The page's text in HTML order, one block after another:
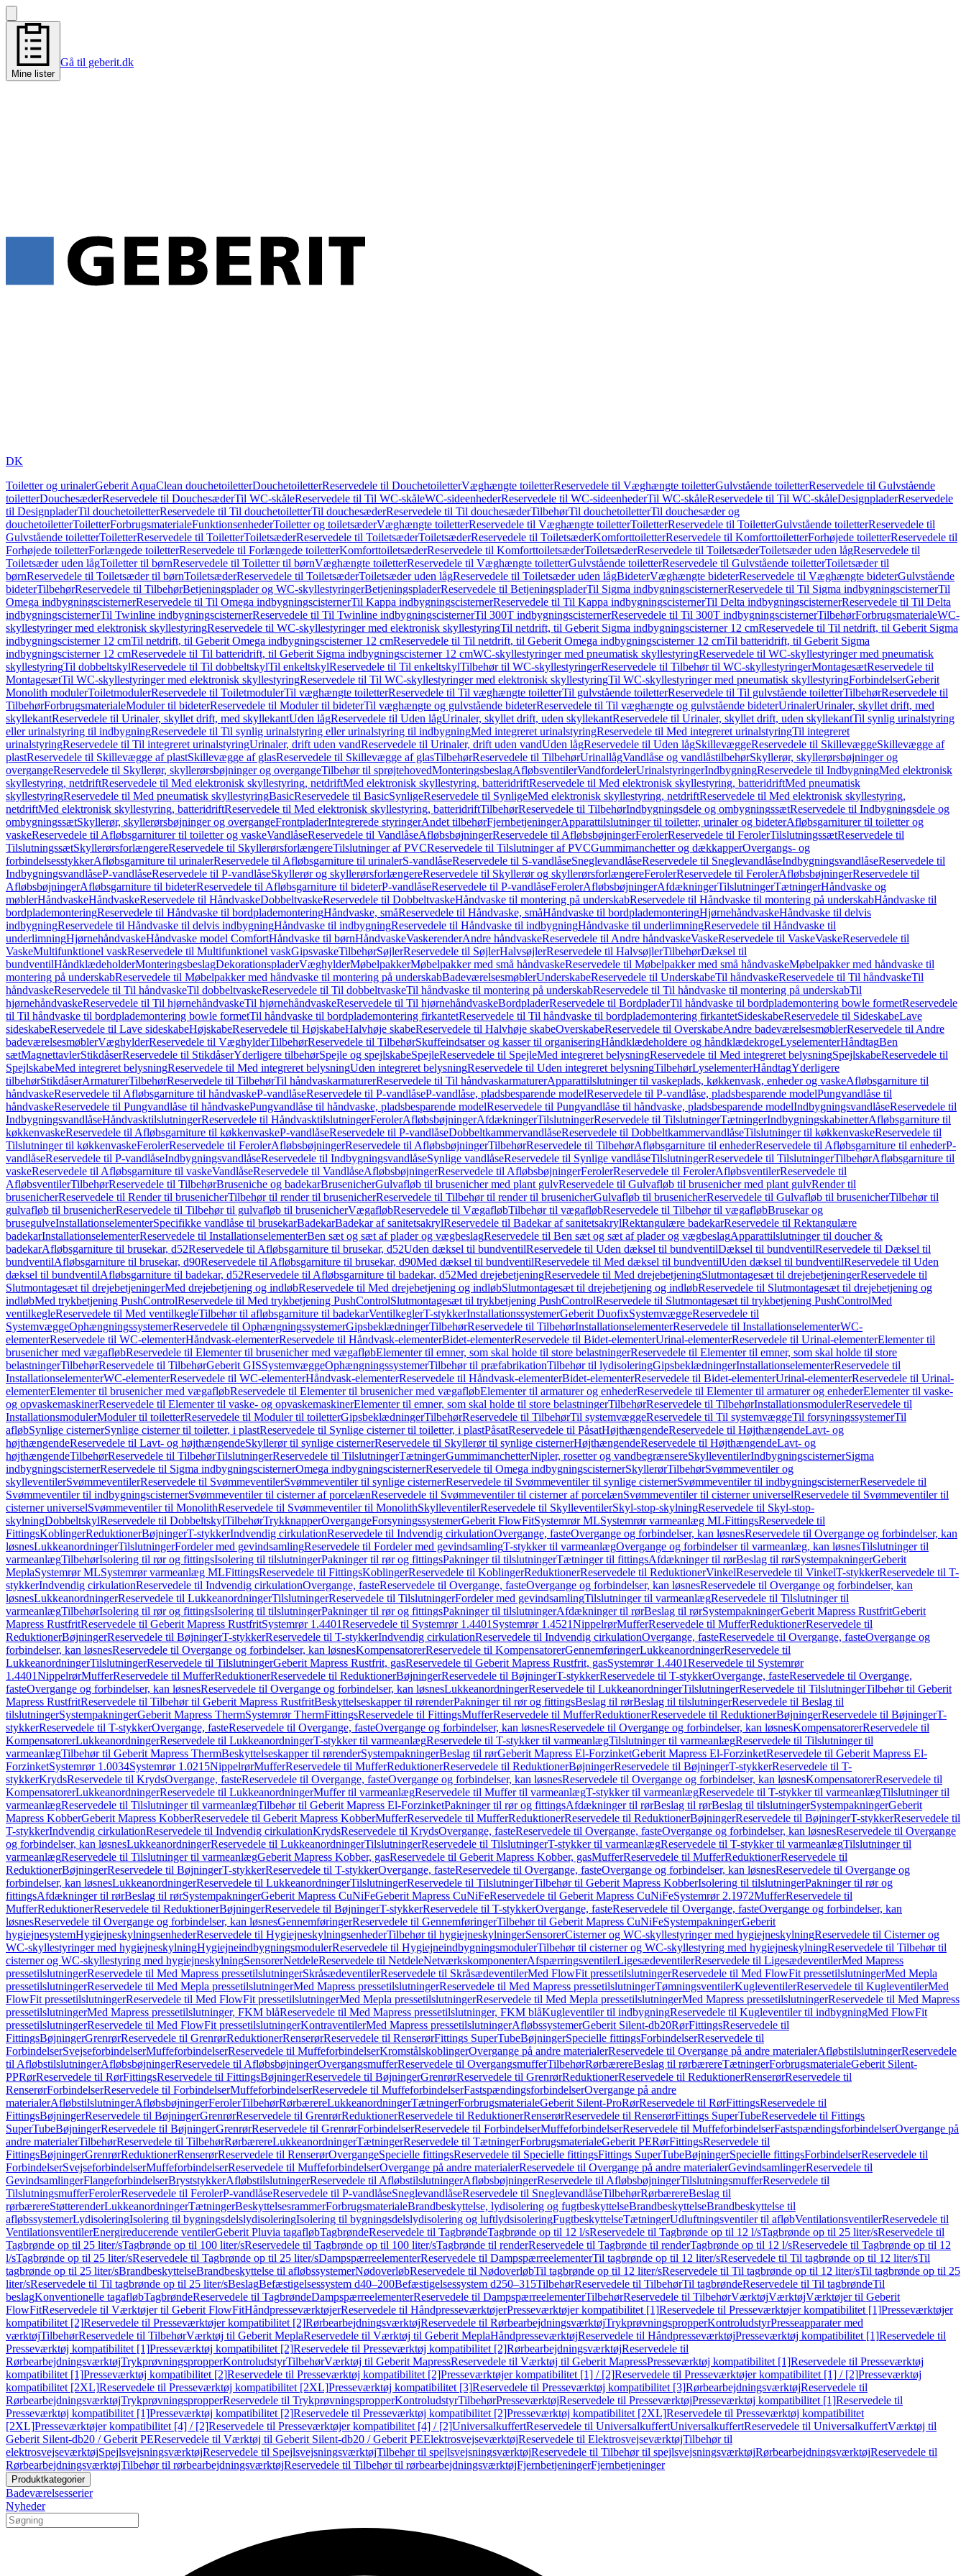
Mine lister
Gå til geberit.dk
DK
Toiletter og urinalerGeberit AquaClean douchetoiletterDouchetoiletterReservedele til DouchetoiletterVæghængte toiletterReservedele til Væghængte toiletterGulvstående toiletterReservedele til Gulvstående
toiletterDouchesæderReservedele til DouchesæderTil WC-skåleReservedele til Til WC-skåleWC-sideenhederReservedele til WC-sideenhederTil WC-skåleReservedele til Til WC-skåleDesignpladerReservedele
til DesignpladerTil douchetoiletterReservedele til Til douchetoiletterTil douchesæderReservedele til Til douchesæderTilbehørTil douchetoiletterTil douchesæder og
douchetoiletterToiletterForbrugsmaterialeFunktionsenhederToiletter og toiletsæderVæghængte toiletterReservedele til Væghængte toiletterToiletterReservedele til ToiletterGulvstående toiletterReservedele til
Gulvstående toiletterToiletterReservedele til ToiletterToiletsæderReservedele til ToiletsæderToiletsæderReservedele til ToiletsæderKomforttoiletterReservedele til KomforttoiletterForhøjede toiletterReservedele til
Forhøjede toiletterForlængede toiletterReservedele til Forlængede toiletterKomforttoiletsæderReservedele til KomforttoiletsæderToiletsæderReservedele til ToiletsæderToiletsæder uden lågReservedele til
Toiletsæder uden lågToiletter til børnReservedele til Toiletter til børnVæghængte toiletterReservedele til Væghængte toiletterGulvstående toiletterReservedele til Gulvstående toiletterToiletsæder til
børnReservedele til Toiletsæder til børnToiletsæderReservedele til ToiletsæderToiletsæder uden lågReservedele til Toiletsæder uden lågBideterVæghængte bideterReservedele til Væghængte bideterGulvstående
bideterTilbehørReservedele til TilbehørBetjeningsplader og WC-skyllestyringerBetjeningspladerReservedele til BetjeningspladerTil Sigma indbygningscisternerReservedele til Til Sigma indbygningscisternerTil
Omega indbygningscisternerReservedele til Til Omega indbygningscisternerTil Kappa indbygningscisternerReservedele til Til Kappa indbygningscisternerTil Delta indbygningscisternerReservedele til Til Delta
indbygningscisternerTil Twinline indbygningscisternerReservedele til Til Twinline indbygningscisternerTil 300T indbygningscisternerReservedele til Til 300T indbygningscisternerTilbehørForbrugsmaterialeWC-
skyllestyringer med elektronisk skyllestyringReservedele til WC-skyllestyringer med elektronisk skyllestyringTil netdrift, til Geberit Sigma indbygningscisterner 12 cmReservedele til Til netdrift, til Geberit Sigma
indbygningscisterner 12 cmTil netdrift, til Geberit Omega indbygningscisterner 12 cmReservedele til Til netdrift, til Geberit Omega indbygningscisterner 12 cmTil batteridrift, til Geberit Sigma
indbygningscisterner 12 cmReservedele til Til batteridrift, til Geberit Sigma indbygningscisterner 12 cmWC-skyllestyringer med pneumatisk skyllestyringReservedele til WC-skyllestyringer med pneumatisk
skyllestyringTil dobbeltskylReservedele til Til dobbeltskylTil enkeltskylReservedele til Til enkeltskylTilbehør til WC-skyllestyringerReservedele til Tilbehør til WC-skyllestyringerMontagesætReservedele til
MontagesætTil WC-skyllestyringer med elektronisk skyllestyringReservedele til Til WC-skyllestyringer med elektronisk skyllestyringTil WC-skyllestyringer med pneumatisk skyllestyringForbindelserGeberit
Monolith modulerToiletmodulerReservedele til ToiletmodulerTil væghængte toiletterReservedele til Til væghængte toiletterTil gulvstående toiletterReservedele til Til gulvstående toiletterTilbehørReservedele til
TilbehørForbrugsmaterialeModuler til bideterReservedele til Moduler til bideterTil væghængte og gulvstående bideterReservedele til Til væghængte og gulvstående bideterUrinalerUrinaler, skyllet drift, med
skyllekantReservedele til Urinaler, skyllet drift, med skyllekantUden lågReservedele til Uden lågUrinaler, skyllet drift, uden skyllekantReservedele til Urinaler, skyllet drift, uden skyllekantTil synlig urinalstyring
eller urinalstyring til indbygningReservedele til Til synlig urinalstyring eller urinalstyring til indbygningMed integreret urinalstyringReservedele til Med integreret urinalstyringTil integreret
urinalstyringReservedele til Til integreret urinalstyringUrinaler, drift uden vandReservedele til Urinaler, drift uden vandUden lågReservedele til Uden lågSkillevæggeReservedele til SkillevæggeSkillevægge af
plastReservedele til Skillevægge af plastSkillevægge af glasReservedele til Skillevægge af glasTilbehørReservedele til TilbehørUrinallågVandlåse og vandlåstilbehørSkyllerør, skyllerørsbøjninger og
overgangeReservedele til Skyllerør, skyllerørsbøjninger og overgangeTilbehør til sprøjtehovedMonteringsbeslagAfløbsventilerVandfordelerUrinalstyringerIndbygningReservedele til IndbygningMed elektronisk
skyllestyring, netdriftReservedele til Med elektronisk skyllestyring, netdriftMed elektronisk skyllestyring, batteridriftReservedele til Med elektronisk skyllestyring, batteridriftMed pneumatisk
skyllestyringReservedele til Med pneumatisk skyllestyringBasicReservedele til BasicSynligeReservedele til SynligeMed elektronisk skyllestyring, netdriftReservedele til Med elektronisk skyllestyring,
netdriftMed elektronisk skyllestyring, batteridriftReservedele til Med elektronisk skyllestyring, batteridriftTilbehørReservedele til TilbehørIndbygningsdele og ombygningssætReservedele til Indbygningsdele og
ombygningssætSkyllerør, skyllerørsbøjninger og overgangeFrontpladerIntegrerede styringerAndet tilbehørFjernbetjeningerApparattilslutninger til toiletter, urinaler og bideterAfløbsgarniturer til toiletter og
vaskeReservedele til Afløbsgarniturer til toiletter og vaskeVandlåseReservedele til VandlåseAfløbsbøjningerReservedele til AfløbsbøjningerFerolerReservedele til FerolerTilslutningssætReservedele til
TilslutningssætSkyllerørsforlængereReservedele til SkyllerørsforlængereTilslutninger af PVCReservedele til Tilslutninger af PVCGummimanchetter og dækkapperOvergangs- og
forbindelsesstykkerAfløbsgarniture til urinalerReservedele til Afløbsgarniture til urinalerS-vandlåseReservedele til S-vandlåseSneglevandlåseReservedele til SneglevandlåseIndbygningsvandlåseReservedele til
IndbygningsvandlåseP-vandlåseReservedele til P-vandlåseSkyllerør og skyllerørsforlængereReservedele til Skyllerør og skyllerørsforlængereFerolerReservedele til FerolerAfløbsbøjningerReservedele til
AfløbsbøjningerAfløbsgarniture til bideterReservedele til Afløbsgarniture til bideterP-vandlåseReservedele til P-vandlåseFerolerAfløbsbøjningerAfdækningerTilslutningerTætningerHåndvaske og
møblerHåndvaskeHåndvaskeReservedele til HåndvaskeDobbeltvaskeReservedele til DobbeltvaskeHåndvaske til montering på underskabReservedele til Håndvaske til montering på underskabHåndvaske til
bordplademonteringReservedele til Håndvaske til bordplademonteringHåndvaske, småReservedele til Håndvaske, småHåndvaske til bordplademonteringHjørnehåndvaskeHåndvaske til delvis
indbygningReservedele til Håndvaske til delvis indbygningHåndvaske til indbygningReservedele til Håndvaske til indbygningHåndvaske til underlimningReservedele til Håndvaske til
underlimningHjørnehåndvaskeHåndvaske model ComfortHåndvaske til børnHåndvaskeVaskerenderAndre håndvaskeReservedele til Andre håndvaskeVaskeReservedele til VaskeVaskeReservedele til
VaskeMultifunktionel vaskReservedele til Multifunktionel vaskGipsvaskeTilbehørSøjlerReservedele til SøjlerHalvsøjlerReservedele til HalvsøjlerTilbehørDæksel til
bundventilHåndklædeholderMonteringsbeslagDekorationspladerVæghylderMøbelpakkerMøbelpakker med små håndvaskeReservedele til Møbelpakker med små håndvaskeMøbelpakker med håndvaske til
montering på underskabReservedele til Møbelpakker med håndvaske til montering på underskabBadeværelsesmøblerUnderskabeReservedele til UnderskabeTil håndvaskeReservedele til Til håndvaskeTil
håndvaskeReservedele til Til håndvaskeTil dobbeltvaskeReservedele til Til dobbeltvaskeTil håndvaske til montering på underskabReservedele til Til håndvaske til montering på underskabTil
hjørnehåndvaskeReservedele til Til hjørnehåndvaskeTil hjørnehåndvaskeReservedele til Til hjørnehåndvaskeBordpladerReservedele til BordpladerTil håndvaske til bordplademontering bowle formetReservedele
til Til håndvaske til bordplademontering bowle formetTil håndvaske til bordplademontering firkantetReservedele til Til håndvaske til bordplademontering firkantetSideskabeReservedele til SideskabeLave
sideskabeReservedele til Lave sideskabeHøjskabeReservedele til HøjskabeHalvhøje skabeReservedele til Halvhøje skabeOverskabeReservedele til OverskabeAndre badeværelsesmøblerReservedele til Andre
badeværelsesmøblerVæghylderReservedele til VæghylderTilbehørReservedele til TilbehørSkuffeindsatser og kasser til organiseringHåndklædeholdere og håndklædekrogeLyselementerHåndtagBen
sætMagnettavlerStikdåserReservedele til StikdåserYderligere tilbehørSpejle og spejlskabeSpejleReservedele til SpejleMed integreret belysningReservedele til Med integreret belysningSpejlskabeReservedele til
SpejlskabeMed integreret belysningReservedele til Med integreret belysningUden integreret belysningReservedele til Uden integreret belysningTilbehørLyselementerHåndtagYderligere
tilbehørStikdåserArmaturerTilbehørReservedele til TilbehørTil håndvaskarmaturerReservedele til Til håndvaskarmaturerApparattilslutninger til vaskeplads, køkkenvask, enheder og vaskeAfløbsgarniture til
håndvaskeReservedele til Afløbsgarniture til håndvaskeP-vandlåseReservedele til P-vandlåseP-vandlåse, pladsbesparende modelReservedele til P-vandlåse, pladsbesparende modelPungvandlåse til
håndvaskeReservedele til Pungvandlåse til håndvaskePungvandlåse til håndvaske, pladsbesparende modelReservedele til Pungvandlåse til håndvaske, pladsbesparende modelIndbygningsvandlåseReservedele til
IndbygningsvandlåseHåndvasktilslutningerReservedele til HåndvasktilslutningerFerolerAfløbsbøjningerAfdækningerTilslutningerReservedele til TilslutningerTætningerIndbygningskabinetterAfløbsgarniture til
køkkenvaskeReservedele til Afløbsgarniture til køkkenvaskeP-vandlåseReservedele til P-vandlåseDobbeltkammervandlåseReservedele til DobbeltkammervandlåseTilslutninger til køkkenvaskeReservedele til
Tilslutninger til køkkenvaskeFerolerReservedele til FerolerAfløbsbøjningerReservedele til AfløbsbøjningerTilbehørReservedele til TilbehørAfløbsgarniture til enhederReservedele til Afløbsgarniture til enhederP-
vandlåseReservedele til P-vandlåseIndbygningsvandlåseReservedele til IndbygningsvandlåseSynlige vandlåseReservedele til Synlige vandlåseTilslutningerReservedele til TilslutningerTilbehørAfløbsgarniture til
vaskeReservedele til Afløbsgarniture til vaskeVandlåseReservedele til VandlåseAfløbsbøjningerReservedele til AfløbsbøjningerFerolerReservedele til FerolerAfløbsventilerReservedele til
AfløbsventilerTilbehørReservedele til TilbehørBruseniche og badekarBrusenicherGulvafløb til brusenicher med plant gulvReservedele til Gulvafløb til brusenicher med plant gulvRender til
brusenicherReservedele til Render til brusenicherTilbehør til render til brusenicherReservedele til Tilbehør til render til brusenicherGulvafløb til brusenicherReservedele til Gulvafløb til brusenicherTilbehør til
gulvafløb til brusenicherReservedele til Tilbehør til gulvafløb til brusenicherVægafløbReservedele til VægafløbTilbehør til vægafløbReservedele til Tilbehør til vægafløbBrusekar og
brusegulveInstallationselementerSpecifikke vandlåse til brusekarBadekarBadekar af sanitetsakrylReservedele til Badekar af sanitetsakrylRektangulære badekarReservedele til Rektangulære
badekarInstallationselementerReservedele til InstallationselementerBen sæt og sæt af plader og vægbeslagReservedele til Ben sæt og sæt af plader og vægbeslagApparattilslutninger til doucher &
badekarAfløbsgarniture til brusekar, d52Reservedele til Afløbsgarniture til brusekar, d52Uden dæksel til bundventilReservedele til Uden dæksel til bundventilDæksel til bundventilReservedele til Dæksel til
bundventilAfløbsgarniture til brusekar, d90Reservedele til Afløbsgarniture til brusekar, d90Med dæksel til bundventilReservedele til Med dæksel til bundventilUden dæksel til bundventilReservedele til Uden
dæksel til bundventilAfløbsgarniture til badekar, d52Reservedele til Afløbsgarniture til badekar, d52Med drejebetjeningReservedele til Med drejebetjeningSlutmontagesæt til drejebetjeningerReservedele til
Slutmontagesæt til drejebetjeningerMed drejebetjening og indløbReservedele til Med drejebetjening og indløbSlutmontagesæt til drejebetjening og indløbReservedele til Slutmontagesæt til drejebetjening og
indløbMed trykbetjening PushControlReservedele til Med trykbetjening PushControlSlutmontagesæt til trykbetjening PushControlReservedele til Slutmontagesæt til trykbetjening PushControlMed
ventilkegleReservedele til Med ventilkegleTilbehør til afløbsgarniture til badekarVentilkeglerT-stykkerInstallationssystemerGeberit DuofixSystemvæggeReservedele til
SystemvæggeOphængningssystemerReservedele til OphængningssystemerGipsbeklædningerTilbehørReservedele til TilbehørInstallationselementerReservedele til InstallationselementerWC-
elementerReservedele til WC-elementerHåndvask-elementerReservedele til Håndvask-elementerBidet-elementerReservedele til Bidet-elementerUrinal-elementerReservedele til Urinal-elementerElementer til
brusenicher med vægafløbReservedele til Elementer til brusenicher med vægafløbElementer til emner, som skal holde til store belastningerReservedele til Elementer til emner, som skal holde til store
belastningerTilbehørReservedele til TilbehørGeberit GISSystemvæggeOphængningssystemerTilbehør til præfabrikationTilbehør til lydisoleringGipsbeklædningerInstallationselementerReservedele til
InstallationselementerWC-elementerReservedele til WC-elementerHåndvask-elementerReservedele til Håndvask-elementerBidet-elementerReservedele til Bidet-elementerUrinal-elementerReservedele til Urinal-
elementerElementer til brusenicher med vægafløbReservedele til Elementer til brusenicher med vægafløbElementer til armaturer og enhederReservedele til Elementer til armaturer og enhederElementer til vaske-
og opvaskemaskinerReservedele til Elementer til vaske- og opvaskemaskinerElementer til emner, som skal holde til store belastningerTilbehørReservedele til TilbehørInstallationsmodulerReservedele til
InstallationsmodulerModuler til toiletterReservedele til Moduler til toiletterGipsbeklædningerTilbehørReservedele til TilbehørTil systemvæggeReservedele til Til systemvæggeTil forsyningssystemerTil
afløbSynlige cisternerSynlige cisterner til toiletter, i plastReservedele til Synlige cisterner til toiletter, i plastPåsatReservedele til PåsatHøjthængendeReservedele til HøjthængendeLavt- og
højthængendeReservedele til Lavt- og højthængendeSkyllerør til synlige cisternerReservedele til Skyllerør til synlige cisternerHøjthængendeReservedele til HøjthængendeLavt- og
højthængendeTilbehørReservedele til TilbehørTilslutningerReservedele til TilslutningerTætningerGummimanchetterNipler, rosetter og vandbegrænsereSkylleventilerIndbygningscisternerSigma
indbygningscisternerReservedele til Sigma indbygningscisternerOmega indbygningscisternerReservedele til Omega indbygningscisternerSkyllerørTilbehørSvømmeventiler og
skylleventilerSvømmeventilerReservedele til SvømmeventilerSvømmeventiler til synlige cisternerReservedele til Svømmeventiler til synlige cisternerSvømmeventiler til indbygningscisternerReservedele til
Svømmeventiler til indbygningscisternerSvømmeventiler til cisterner af porcelænReservedele til Svømmeventiler til cisterner af porcelænSvømmeventiler til cisterner universelReservedele til Svømmeventiler til
cisterner universelSvømmeventiler til MonolithReservedele til Svømmeventiler til MonolithSkylleventilerReservedele til SkylleventilerSkyl-stop-skylningReservedele til Skyl-stop-
skylningDobbeltskylReservedele til DobbeltskylTilbehørTrykknapperOvergangeForsyningssystemerGeberit FlowFitSystemrør MLSystemrør varmeanlæg MLFittingsReservedele til
FittingsKoblingerReduktionerBøjningerT-stykkerIndvendig cirkulationReservedele til Indvendig cirkulationOvergange, fasteOvergange og forbindelser, kan løsnesReservedele til Overgange og forbindelser, kan
løsnesLukkeanordningerTilslutningerFordeler med gevindsamlingReservedele til Fordeler med gevindsamlingT-stykker til varmeanlægOvergange og forbindelser til varmeanlæg, kan løsnesTilslutninger til
varmeanlægTilbehørIsolering til rør og fittingsIsolering til tilslutningerPakninger til rør og fittingsPakninger til tilslutningerTætninger til fittingsAfdækninger til rørBeslag til rørSystempakningerGeberit
MeplaSystemrør MLSystemrør varmeanlæg MLFittingsReservedele til FittingsKoblingerReservedele til KoblingerReduktionerReservedele til ReduktionerVinkelReservedele til VinkelT-stykkerReservedele til T-
stykkerIndvendig cirkulationReservedele til Indvendig cirkulationOvergange, fasteReservedele til Overgange, fasteOvergange og forbindelser, kan løsnesReservedele til Overgange og forbindelser, kan
løsnesLukkeanordningerReservedele til LukkeanordningerTilslutningerReservedele til TilslutningerFordeler med gevindsamlingTilslutninger til varmeanlægReservedele til Tilslutninger til
varmeanlægTilbehørIsolering til rør og fittingsIsolering til tilslutningerPakninger til rør og fittingsPakninger til tilslutningerAfdækninger til rørBeslag til rørSystempakningerGeberit Mapress RustfritGeberit
Mapress RustfritReservedele til Geberit Mapress RustfritSystemrør 1.4401Reservedele til Systemrør 1.4401 Systemrør 1.4521NippelrørMufferReservedele til MufferReduktionerReservedele til
ReduktionerBøjningerReservedele til BøjningerT-stykkerReservedele til T-stykkerIndvendig cirkulationReservedele til Indvendig cirkulationOvergange, fasteReservedele til Overgange, fasteOvergange og
forbindelser, kan løsnesReservedele til Overgange og forbindelser, kan løsnesKompensatorerReservedele til KompensatorerGennemføringerLukkeanordningerReservedele til
LukkeanordningerTilslutningerReservedele til TilslutningerGeberit Mapress Rustfrit, gasReservedele til Geberit Mapress Rustfrit, gasSystemrør 1.4401Reservedele til Systemrør
1.4401NippelrørMufferReservedele til MufferReduktionerReservedele til ReduktionerBøjningerReservedele til BøjningerT-stykkerReservedele til T-stykkerOvergange, fasteReservedele til Overgange,
fasteOvergange og forbindelser, kan løsnesReservedele til Overgange og forbindelser, kan løsnesLukkeanordningerReservedele til LukkeanordningerTilslutningerReservedele til TilslutningerTilbehør til Geberit
Mapress RustfritReservedele til Tilbehør til Geberit Mapress RustfritBeskyttelseskapper til rørenderPakninger til rør og fittingsBeslag til rørBeslag til tilslutningerReservedele til Beslag til
tilslutningerSystempakningerGeberit Mapress ThermSystemrør ThermFittingsReservedele til FittingsMufferReservedele til MufferReduktionerReservedele til ReduktionerBøjningerReservedele til BøjningerT-
stykkerReservedele til T-stykkerOvergange, fasteReservedele til Overgange, fasteOvergange og forbindelser, kan løsnesReservedele til Overgange og forbindelser, kan løsnesKompensatorerReservedele til
KompensatorerLukkeanordningerReservedele til LukkeanordningerT-stykker til varmeanlægReservedele til T-stykker til varmeanlægTilslutninger til varmeanlægReservedele til Tilslutninger til
varmeanlægTilbehør til Geberit Mapress ThermBeskyttelseskapper til rørenderSystempakningerBeslag til rørGeberit Mapress El-ForzinketGeberit Mapress El-ForzinketReservedele til Geberit Mapress El-
ForzinketSystemrør 1.0034Systemrør 1.0215NippelrørMufferReservedele til MufferReduktionerReservedele til ReduktionerBøjningerReservedele til BøjningerT-stykkerReservedele til T-
stykkerKrydsReservedele til KrydsOvergange, fasteReservedele til Overgange, fasteOvergange og forbindelser, kan løsnesReservedele til Overgange og forbindelser, kan løsnesKompensatorerReservedele til
KompensatorerLukkeanordningerReservedele til LukkeanordningerMuffer til varmeanlægReservedele til Muffer til varmeanlægT-stykker til varmeanlægReservedele til T-stykker til varmeanlægTilslutninger til
varmeanlægReservedele til Tilslutninger til varmeanlægTilbehør til Geberit Mapress El-ForzinketPakninger til rør og fittingsAfdækninger til rørBeslag til rørBeslag til tilslutningerSystempakningerGeberit
Mapress KobberGeberit Mapress KobberReservedele til Geberit Mapress KobberMufferReservedele til MufferReduktionerReservedele til ReduktionerBøjningerReservedele til BøjningerT-stykkerReservedele til
T-stykkerIndvendig cirkulationReservedele til Indvendig cirkulationKrydsReservedele til KrydsOvergange, fasteReservedele til Overgange, fasteOvergange og forbindelser, kan løsnesReservedele til Overgange
og forbindelser, kan løsnesLukkeanordningerReservedele til LukkeanordningerTilslutningerReservedele til TilslutningerT-stykker til varmeanlægReservedele til T-stykker til varmeanlægTilslutninger til
varmeanlægReservedele til Tilslutninger til varmeanlægGeberit Mapress Kobber, gasReservedele til Geberit Mapress Kobber, gasMufferReservedele til MufferReduktionerReservedele til
ReduktionerBøjningerReservedele til BøjningerT-stykkerReservedele til T-stykkerOvergange, fasteReservedele til Overgange, fasteOvergange og forbindelser, kan løsnesReservedele til Overgange og
forbindelser, kan løsnesLukkeanordningerReservedele til LukkeanordningerTilslutningerReservedele til TilslutningerTilbehør til Geberit Mapress KobberIsolering til tilslutningerPakninger til rør og
fittingsAfdækninger til rørBeslag til rørSystempakningerGeberit Mapress CuNiFeGeberit Mapress CuNiFeReservedele til Geberit Mapress CuNiFeSystemrør 2.1972MufferReservedele til
MufferReduktionerReservedele til ReduktionerBøjningerReservedele til BøjningerT-stykkerReservedele til T-stykkerOvergange, fasteReservedele til Overgange, fasteOvergange og forbindelser, kan
løsnesReservedele til Overgange og forbindelser, kan løsnesGennemføringerReservedele til GennemføringerTilbehør til Geberit Mapress CuNiFeSystempakningerGeberit
hygiejnesystemHygiejneskylningsenhederReservedele til HygiejneskylningsenhederTilbehør til hygiejneskylningerSensorerCisterner og WC-skyllestyringer med hygiejneskylningReservedele til Cisterner og
WC-skyllestyringer med hygiejneskylningHygiejneindbygningsmodulerReservedele til HygiejneindbygningsmodulerTilbehør til cisterner og WC-skyllestyring med hygiejneskylningReservedele til Tilbehør til
cisterner og WC-skyllestyring med hygiejneskylningSensorerNetdeleReservedele til NetdeleNetværkskomponenterAfspærringsventilerLigesædeventilerReservedele til LigesædeventilerMed Mapress
pressetilslutningerReservedele til Med Mapress pressetilslutningerSkråsædeventilerReservedele til SkråsædeventilerMed FlowFit pressetilslutningerReservedele til Med FlowFit pressetilslutningerMed Mepla
pressetilslutningerReservedele til Med Mepla pressetilslutningerMed Mapress pressetilslutningerReservedele til Med Mapress pressetilslutningerTømningsventilerKugleventilerReservedele til KugleventilerMed
FlowFit pressetilslutningerReservedele til Med FlowFit pressetilslutningerMed Mepla pressetilslutningerReservedele til Med Mepla pressetilslutningerMed Mapress pressetilslutningerReservedele til Med Mapress
pressetilslutningerMed Mapress pressetilslutninger, FKM blåReservedele til Med Mapress pressetilslutninger, FKM blåKugleventiler til indbygningReservedele til Kugleventiler til indbygningMed FlowFit
pressetilslutningerReservedele til Med FlowFit pressetilslutningerKontraventilerMed Mapress pressetilslutningerAfløbssystemerGeberit Silent-db20RørFittingsReservedele til
FittingsBøjningerGrenrørReservedele til GrenrørReduktionerRenserørReservedele til RenserørFittings SuperTubeBøjningerSpecielle fittingsForbindelserReservedele til
ForbindelserSvejseforbindelserMuffeforbindelserReservedele til MuffeforbindelserKromstålskoblingerOvergange på andre materialerReservedele til Overgange på andre materialerAfløbstilslutningerReservedele
til AfløbstilslutningerAfløbsbøjningerReservedele til AfløbsbøjningerOvergangsmufferReservedele til OvergangsmufferTilbehørRørbærereBeslag til rørbærereTætningerForbrugsmaterialeGeberit Silent-
PPRørReservedele til RørFittingsReservedele til FittingsBøjningerReservedele til BøjningerGrenrørReservedele til GrenrørReduktionerReservedele til ReduktionerRenserørReservedele til
RenserørForbindelserReservedele til ForbindelserMuffeforbindelserReservedele til MuffeforbindelserFastspændingsforbindelserOvergange på andre
materialerAfløbstilslutningerAfløbsbøjningerFerolerTilbehørRørbærereLukkeanordningerTætningerForbrugsmaterialeGeberit Silent-ProRørReservedele til RørFittingsReservedele til
FittingsBøjningerReservedele til BøjningerGrenrørReservedele til GrenrørReduktionerReservedele til ReduktionerRenserørReservedele til RenserørFittings SuperTubeReservedele til Fittings
SuperTubeBøjningerReservedele til BøjningerGrenrørReservedele til GrenrørForbindelserReservedele til ForbindelserMuffeforbindelserReservedele til MuffeforbindelserFastspændingsforbindelserOvergange på
andre materialerTilbehørReservedele til TilbehørRørbærereLukkeanordningerTætningerReservedele til TætningerForbrugsmaterialeGeberit PERørFittingsReservedele til
FittingsBøjningerGrenrørReduktionerRenserørReservedele til RenserørOvergangeSpecielle fittingsReservedele til Specielle fittingsFittings SuperTubeBøjningerSpecielle fittingsForbindelserReservedele til
ForbindelserSvejseforbindelserMuffeforbindelserReservedele til MuffeforbindelserOvergange på andre materialerReservedele til Overgange på andre materialerGevindsamlingerReservedele til
GevindsamlingerFlangeforbindelserBryststykkerAfløbstilslutningerReservedele til AfløbstilslutningerAfløbsbøjningerReservedele til AfløbsbøjningerTilslutningsmufferReservedele til
TilslutningsmufferFerolerReservedele til FerolerP-vandlåseReservedele til P-vandlåseSneglevandlåseReservedele til SneglevandlåseTilbehørRørbærereBeslag til
rørbærereStøtterenderLukkeanordningerTætningerBeskyttelsesrammerForbrugsmaterialeBrandbeskyttelse, lydisolering og fugtbeskyttelseBrandbeskyttelseBrandbeskyttelse til
afløbssystemerLydisoleringIsolering til bygningsdelslydisoleringIsolering til bygningsdelslydisolering og luftlydsisoleringFugtbeskyttelseTætningerUdluftningsventiler til afløbVentilationsventilerReservedele til
VentilationsventilerEnergireducerende ventilerGeberit Pluvia tagafløbTagbrøndeReservedele til TagbrøndeTagbrønde op til 12 l/sReservedele til Tagbrønde op til 12 l/sTagbrønde op til 25 liter/sReservedele til
Tagbrønde op til 25 liter/sTagbrønde op til 100 liter/sReservedele til Tagbrønde op til 100 liter/sTagbrønde til renderReservedele til Tagbrønde til renderTagbrønde op til 12 l/sReservedele til Tagbrønde op til 12
l/sTagbrønde op til 25 liter/sReservedele til Tagbrønde op til 25 liter/sDampspærreelementerReservedele til DampspærreelementerTil tagbrønde op til 12 liter/sReservedele til Til tagbrønde op til 12 liter/sTil
tagbrønde op til 25 liter/sBrandbeskyttelseBrandbeskyttelse til afløbssystemerNødoverløbReservedele til NødoverløbTil tagbrønde op til 12 liter/sReservedele til Til tagbrønde op til 12 liter/sTil tagbrønde op til 25
liter/sReservedele til Til tagbrønde op til 25 liter/sBeslagBefæstigelsessystem d40–200Befæstigelsessystem d250–315TilbehørReservedele til TilbehørTil tagbrøndeReservedele til Til tagbrøndeTil
beslagKonventionelle tagafløbTagbrøndeReservedele til TagbrøndeDampspærreelementerReservedele til DampspærreelementerTilbehørReservedele til TilbehørVærktøjVærktøjVærktøjer til Geberit
FlowFitReservedele til Værktøjer til Geberit FlowFitHåndpresseværktøjerReservedele til HåndpresseværktøjerPresseværktøjer kompatibilitet [1]Reservedele til Presseværktøjer kompatibilitet [1]Presseværktøjer
kompatibilitet [2]Reservedele til Presseværktøjer kompatibilitet [2]RørbearbejdningsværktøjReservedele til RørbearbejdningsværktøjTrykprøvningspropperKontroludstyrPresseapparater med
værktøjTilbehørReservedele til TilbehørVærktøj til Geberit MeplaReservedele til Værktøj til Geberit MeplaHåndpresseværktøjReservedele til HåndpresseværktøjPresseværktøj kompatibilitet [1]Reservedele til
Presseværktøj kompatibilitet [1]Presseværktøj kompatibilitet [2]Reservedele til Presseværktøj kompatibilitet [2]RørbearbejdningsværktøjReservedele til
RørbearbejdningsværktøjTrykprøvningspropperKontroludstyrTilbehørVærktøj til Geberit MapressReservedele til Værktøj til Geberit MapressPresseværktøj kompatibilitet [1]Reservedele til Presseværktøj
kompatibilitet [1]Presseværktøj kompatibilitet [2]Reservedele til Presseværktøj kompatibilitet [2]Presseværktøjer kompatibilitet [1] / [2]Reservedele til Presseværktøjer kompatibilitet [1] / [2]Presseværktøj
kompatibilitet [2XL]Reservedele til Presseværktøj kompatibilitet [2XL]Presseværktøj kompatibilitet [3]Reservedele til Presseværktøj kompatibilitet [3]RørbearbejdningsværktøjReservedele til
RørbearbejdningsværktøjTrykprøvningspropperReservedele til TrykprøvningspropperKontroludstyrTilbehørPresseværktøjReservedele til PresseværktøjPresseværktøj kompatibilitet [1]Reservedele til
Presseværktøj kompatibilitet [1]Presseværktøj kompatibilitet [2]Reservedele til Presseværktøj kompatibilitet [2]Presseværktøj kompatibilitet [2XL]Reservedele til Presseværktøj kompatibilitet
[2XL]Presseværktøjer kompatibilitet [4] / [2]Reservedele til Presseværktøjer kompatibilitet [4] / [2]UniversalkuffertReservedele til UniversalkuffertUniversalkuffertReservedele til UniversalkuffertVærktøj til
Geberit Silent-db20 / Geberit PEReservedele til Værktøj til Geberit Silent-db20 / Geberit PEElektrosvejseværktøjReservedele til ElektrosvejseværktøjTilbehør til
elektrosvejseværktøjSpejlsvejsningsværktøjReservedele til SpejlsvejsningsværktøjTilbehør til spejlsvejsningsværktøjReservedele til Tilbehør til spejlsvejsningsværktøjRørbearbejdningsværktøjReservedele til
RørbearbejdningsværktøjTilbehør til rørbearbejdningsværktøjReservedele til Tilbehør til rørbearbejdningsværktøjFjernbetjeningerFjernbetjeninger
Produktkategorier
Badeværelsesserier
Nyheder